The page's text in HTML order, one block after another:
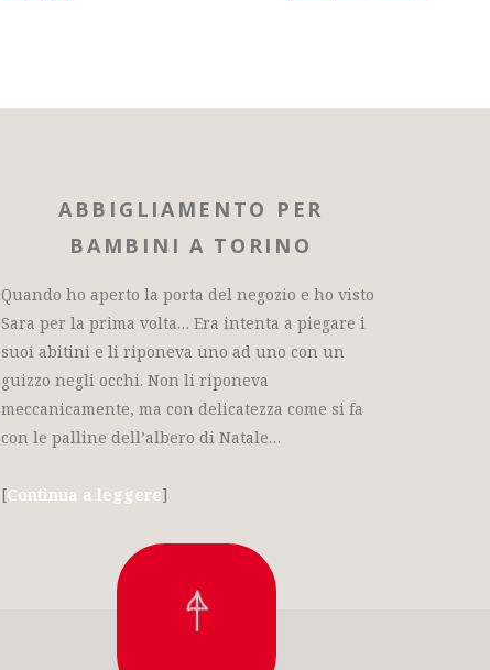
ABBIGLIAMENTO PER
BAMBINI A TORINO
Quando ho aperto la porta del negozio e ho visto
Sara per la prima volta… Era intenta a piegare i
suoi abitini e li riponeva uno ad uno con un
guizzo negli occhi. Non li riponeva
meccanicamente, ma con delicatezza come si fa
con le palline dell’albero di Natale…
[Continua a leggere]